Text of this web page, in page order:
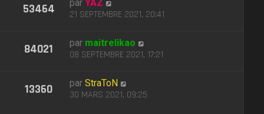
53464 parYAZ
21 SEPTEMBRE 2021, 20:41
84021 par maitrelikao
08 SEPTEMBRE 2021, 17:21
13360 parStraToN
30 MARS 2021, 09:25